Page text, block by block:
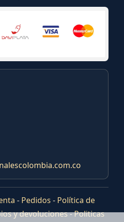
- Pedidos - Política de
y devoluciones-Politicas